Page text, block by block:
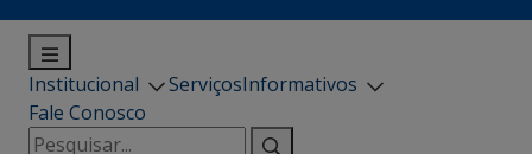
Institucional ServiçosInformativos
Fale Conosco
Pesquisar